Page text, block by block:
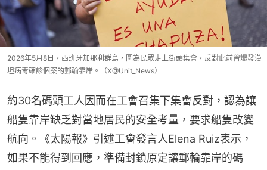
2026年5月8日，西班牙加那利群島，圖為民眾走上街頭集會，反對此前曾爆發漢
坦病毒確診個案的郵輪靠岸。（X@Unit_News）
約30名碼頭工人因而在工會召集下集會反對，認為讓
船隻靠岸缺乏對當地居民的安全考量，要求船隻改變
航向。《太陽報》引述工會發言人Elena Ruiz表示，
如果不能得到回應，準備封鎖原定讓郵輪靠岸的碼